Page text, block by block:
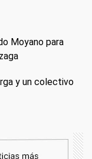
Moyano para
y un colectivo